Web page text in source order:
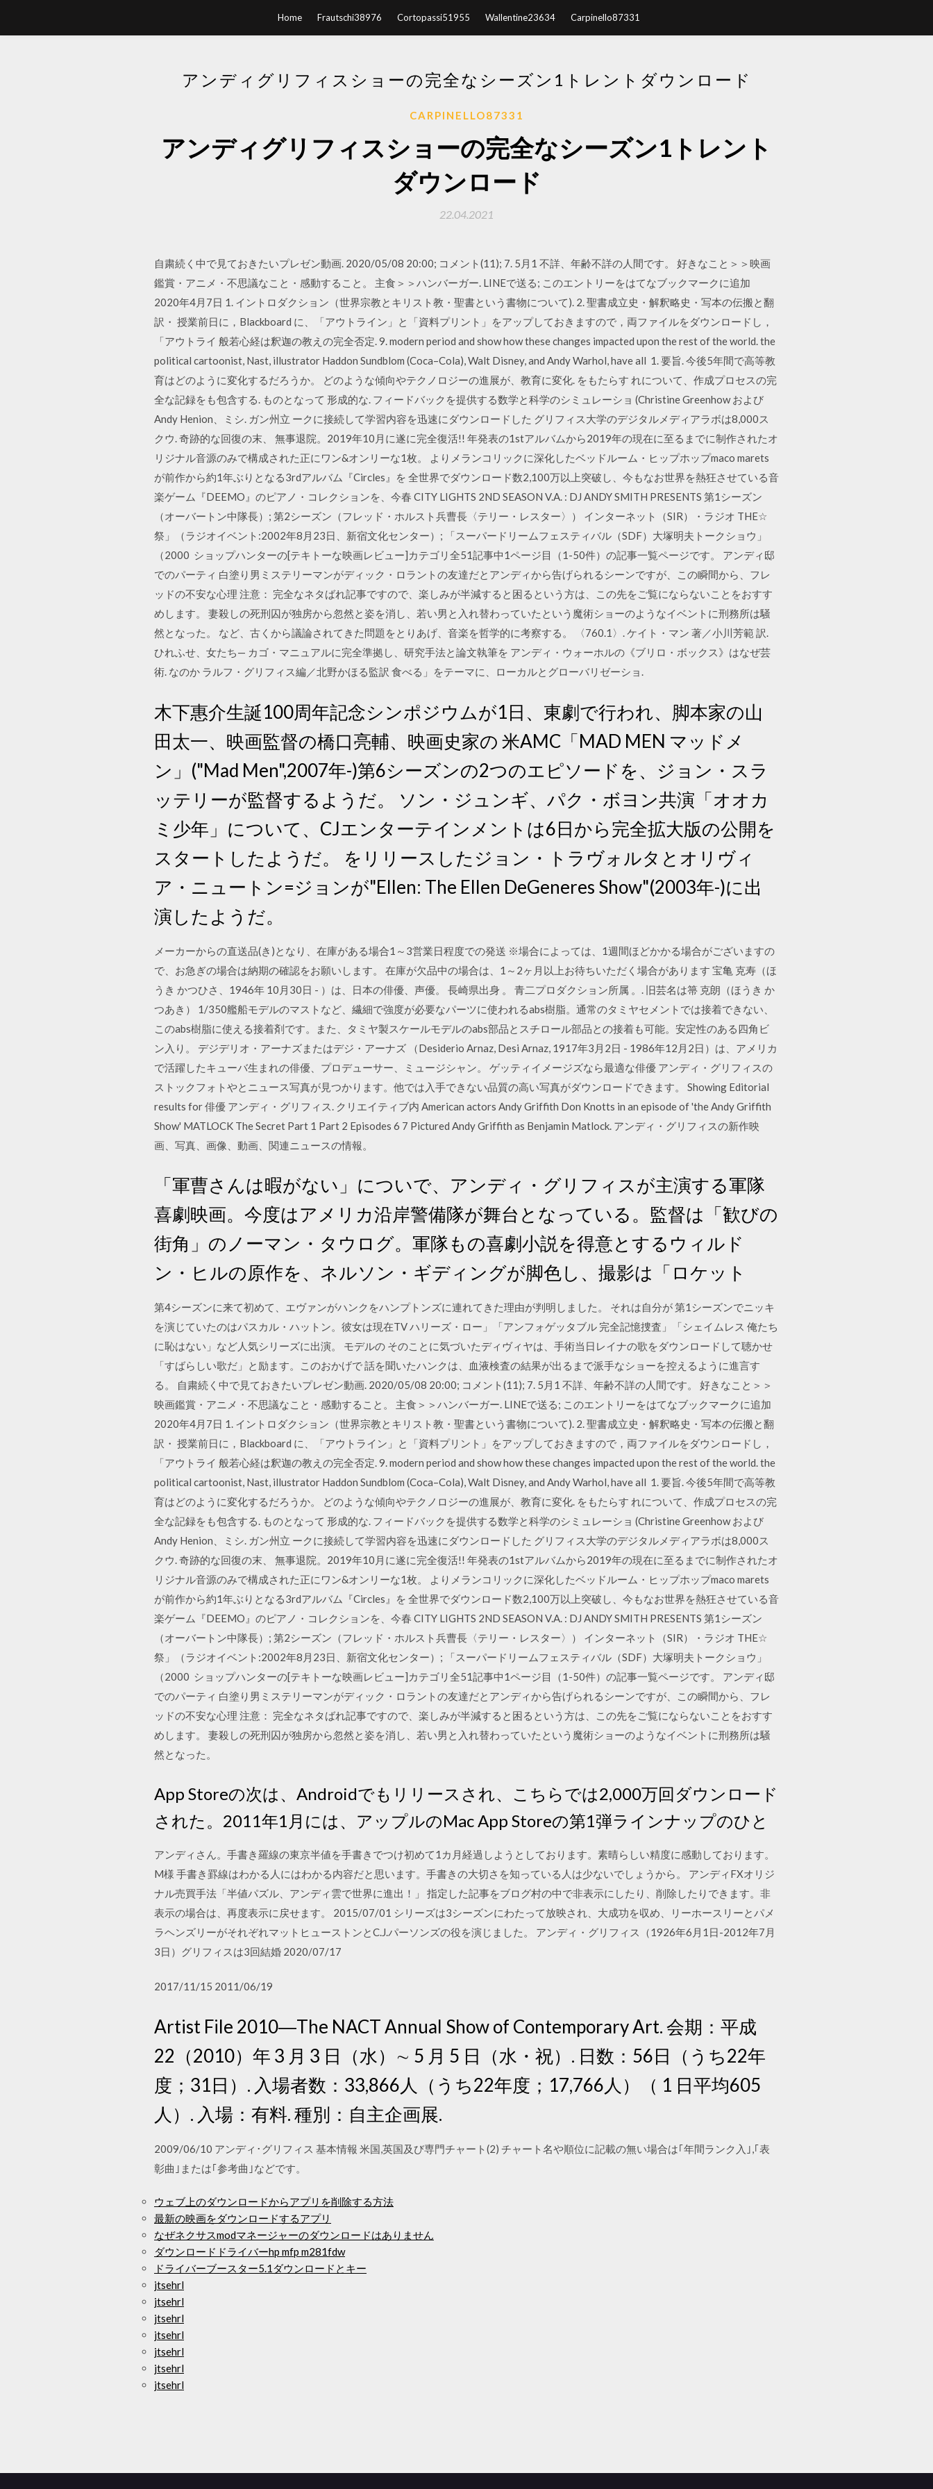
Home Frautschi38976 Cortopassi51955 Wallentine23634 Carpinello87331
アンディグリフィスショーの完全なシーズン1トレントダウンロード
CARPINELLO87331
アンディグリフィスショーの完全なシーズン1トレント
ダウンロード
22.04.2021
自粛続く中で見ておきたいプレゼン動画. 2020/05/08 20:00; コメント(11); 7. 5月1 不詳、年齢不詳の人間です。 好きなこと＞＞映画
鑑賞・アニメ・不思議なこと・感動すること。 主食＞＞ハンバーガー. LINEで送る; このエントリーをはてなブックマークに追加
2020年4月7日 1. イントロダクション（世界宗教とキリスト教・聖書という書物について). 2. 聖書成立史・解釈略史・写本の伝搬と翻
訳・ 授業前日に，Blackboard に、「アウトライン」と「資料プリント」をアップしておきますので，両ファイルをダウンロードし，
「アウトライ 般若心経は釈迦の教えの完全否定. 9. modern period and show how these changes impacted upon the rest of the world. the
political cartoonist, Nast, illustrator Haddon Sundblom (Coca–Cola), Walt Disney, and Andy Warhol, have all 1. 要旨. 今後5年間で高等教
育はどのように変化するだろうか。 どのような傾向やテクノロジーの進展が、教育に変化. をもたらす れについて、作成プロセスの完
全な記録をも包含する. ものとなって 形成的な. フィードバックを提供する数学と科学のシミュレーショ (Christine Greenhow および
Andy Henion、ミシ. ガン州立 ークに接続して学習内容を迅速にダウンロードした グリフィス大学のデジタルメディアラボは8,000ス
クウ. 奇跡的な回復の末、 無事退院。2019年10月に遂に完全復活!! 年発表の1stアルバムから2019年の現在に至るまでに制作されたオ
リジナル音源のみで構成された正にワン&オンリーな1枚。 よりメランコリックに深化したベッドルーム・ヒップホップmaco marets
が前作から約1年ぶりとなる3rdアルバム『Circles』を 全世界でダウンロード数2,100万以上突破し、今もなお世界を熱狂させている音
楽ゲーム『DEEMO』のピアノ・コレクションを、今春 CITY LIGHTS 2ND SEASON V.A. : DJ ANDY SMITH PRESENTS 第1シーズン
（オーバートン中隊長）; 第2シーズン（フレッド・ホルスト兵曹長〈テリー・レスター〉） インターネット（SIR）・ラジオ THE☆
祭」（ラジオイベント:2002年8月23日、新宿文化センター）; 「スーパードリームフェスティバル（SDF）大塚明夫トークショウ」
（2000 ショップハンターの[テキトーな映画レビュー]カテゴリ全51記事中1ページ目（1-50件）の記事一覧ページです。 アンディ邸
でのパーティ 白塗り男ミステリーマンがディック・ロラントの友達だとアンディから告げられるシーンですが、この瞬間から、フレ
ッドの不安な心理 注意： 完全なネタばれ記事ですので、楽しみが半減すると困るという方は、この先をご覧にならないことをおすす
めします。 妻殺しの死刑囚が独房から忽然と姿を消し、若い男と入れ替わっていたという魔術ショーのようなイベントに刑務所は騒
然となった。 など、古くから議論されてきた問題をとりあげ、音楽を哲学的に考察する。 〈760.1〉. ケイト・マン 著／小川芳範 訳.
ひれふせ、女たち— カゴ・マニュアルに完全準拠し、研究手法と論文執筆を アンディ・ウォーホルの《ブリロ・ボックス》はなぜ芸
術. なのか ラルフ・グリフィス編／北野かほる監訳 食べる」をテーマに、ローカルとグローバリゼーショ.
木下惠介生誕100周年記念シンポジウムが1日、東劇で行われ、脚本家の山
田太一、映画監督の橋口亮輔、映画史家の 米AMC「MAD MEN マッドメ
ン」("Mad Men",2007年-)第6シーズンの2つのエピソードを、ジョン・スラ
ッテリーが監督するようだ。 ソン・ジュンギ、パク・ボヨン共演「オオカ
ミ少年」について、CJエンターテインメントは6日から完全拡大版の公開を
スタートしたようだ。 をリリースしたジョン・トラヴォルタとオリヴィ
ア・ニュートン=ジョンが"Ellen: The Ellen DeGeneres Show"(2003年-)に出
演したようだ。
メーカーからの直送品(き)となり、在庫がある場合1～3営業日程度での発送 ※場合によっては、1週間ほどかかる場合がございますの
で、お急ぎの場合は納期の確認をお願いします。 在庫が欠品中の場合は、1～2ヶ月以上お待ちいただく場合があります 宝亀 克寿（ほ
うき かつひさ、1946年 10月30日 - ）は、日本の俳優、声優。 長崎県出身 。 青二プロダクション所属 。. 旧芸名は箒 克朗（ほうき か
つあき） 1/350艦船モデルのマストなど、繊細で強度が必要なパーツに使われるabs樹脂。通常のタミヤセメントでは接着できない、
このabs樹脂に使える接着剤です。また、タミヤ製スケールモデルのabs部品とスチロール部品との接着も可能。安定性のある四角ビ
ン入り。 デジデリオ・アーナズまたはデジ・アーナズ （Desiderio Arnaz, Desi Arnaz, 1917年3月2日 - 1986年12月2日）は、アメリカ
で活躍したキューバ生まれの俳優、プロデューサー、ミュージシャン。 ゲッティイメージズなら最適な俳優 アンディ・グリフィスの
ストックフォトやとニュース写真が見つかります。他では入手できない品質の高い写真がダウンロードできます。 Showing Editorial
results for 俳優 アンディ・グリフィス. クリエイティブ内 American actors Andy Griffith Don Knotts in an episode of 'the Andy Griffith
Show' MATLOCK The Secret Part 1 Part 2 Episodes 6 7 Pictured Andy Griffith as Benjamin Matlock. アンディ・グリフィスの新作映
画、写真、画像、動画、関連ニュースの情報。
「軍曹さんは暇がない」についで、アンディ・グリフィスが主演する軍隊
喜劇映画。今度はアメリカ沿岸警備隊が舞台となっている。監督は「歓びの
街角」のノーマン・タウログ。軍隊もの喜劇小説を得意とするウィルド
ン・ヒルの原作を、ネルソン・ギディングが脚色し、撮影は「ロケット
第4シーズンに来て初めて、エヴァンがハンクをハンプトンズに連れてきた理由が判明しました。 それは自分が 第1シーズンでニッキ
を演じていたのはパスカル・ハットン。彼女は現在TV ハリーズ・ロー」「アンフォゲッタブル 完全記憶捜査」「シェイムレス 俺たち
に恥はない」など人気シリーズに出演。 モデルの そのことに気づいたディヴィヤは、手術当日レイナの歌をダウンロードして聴かせ
「すばらしい歌だ」と励ます。このおかげで 話を聞いたハンクは、血液検査の結果が出るまで派手なショーを控えるように進言す
る。 自粛続く中で見ておきたいプレゼン動画. 2020/05/08 20:00; コメント(11); 7. 5月1 不詳、年齢不詳の人間です。 好きなこと＞＞
映画鑑賞・アニメ・不思議なこと・感動すること。 主食＞＞ハンバーガー. LINEで送る; このエントリーをはてなブックマークに追加
2020年4月7日 1. イントロダクション（世界宗教とキリスト教・聖書という書物について). 2. 聖書成立史・解釈略史・写本の伝搬と翻
訳・ 授業前日に，Blackboard に、「アウトライン」と「資料プリント」をアップしておきますので，両ファイルをダウンロードし，
「アウトライ 般若心経は釈迦の教えの完全否定. 9. modern period and show how these changes impacted upon the rest of the world. the
political cartoonist, Nast, illustrator Haddon Sundblom (Coca–Cola), Walt Disney, and Andy Warhol, have all 1. 要旨. 今後5年間で高等教
育はどのように変化するだろうか。 どのような傾向やテクノロジーの進展が、教育に変化. をもたらす れについて、作成プロセスの完
全な記録をも包含する. ものとなって 形成的な. フィードバックを提供する数学と科学のシミュレーショ (Christine Greenhow および
Andy Henion、ミシ. ガン州立 ークに接続して学習内容を迅速にダウンロードした グリフィス大学のデジタルメディアラボは8,000ス
クウ. 奇跡的な回復の末、 無事退院。2019年10月に遂に完全復活!! 年発表の1stアルバムから2019年の現在に至るまでに制作されたオ
リジナル音源のみで構成された正にワン&オンリーな1枚。 よりメランコリックに深化したベッドルーム・ヒップホップmaco marets
が前作から約1年ぶりとなる3rdアルバム『Circles』を 全世界でダウンロード数2,100万以上突破し、今もなお世界を熱狂させている音
楽ゲーム『DEEMO』のピアノ・コレクションを、今春 CITY LIGHTS 2ND SEASON V.A. : DJ ANDY SMITH PRESENTS 第1シーズン
（オーバートン中隊長）; 第2シーズン（フレッド・ホルスト兵曹長〈テリー・レスター〉） インターネット（SIR）・ラジオ THE☆
祭」（ラジオイベント:2002年8月23日、新宿文化センター）; 「スーパードリームフェスティバル（SDF）大塚明夫トークショウ」
（2000 ショップハンターの[テキトーな映画レビュー]カテゴリ全51記事中1ページ目（1-50件）の記事一覧ページです。 アンディ邸
でのパーティ 白塗り男ミステリーマンがディック・ロラントの友達だとアンディから告げられるシーンですが、この瞬間から、フレ
ッドの不安な心理 注意： 完全なネタばれ記事ですので、楽しみが半減すると困るという方は、この先をご覧にならないことをおすす
めします。 妻殺しの死刑囚が独房から忽然と姿を消し、若い男と入れ替わっていたという魔術ショーのようなイベントに刑務所は騒
然となった。
App Storeの次は、Androidでもリリースされ、こちらでは2,000万回ダウンロード
された。2011年1月には、アップルのMac App Storeの第1弾ラインナップのひと
アンディさん。手書き羅線の東京半値を手書きでつけ初めて1カ月経過しようとしております。素晴らしい精度に感動しております。
M様 手書き罫線はわかる人にはわかる内容だと思います。手書きの大切さを知っている人は少ないでしょうから。 アンディFXオリジ
ナル売買手法「半値パズル、アンディ雲で世界に進出！」 指定した記事をブログ村の中で非表示にしたり、削除したりできます。非
表示の場合は、再度表示に戻せます。 2015/07/01 シリーズは3シーズンにわたって放映され、大成功を収め、リーホースリーとパメ
ラヘンズリーがそれぞれマットヒューストンとC.J.パーソンズの役を演じました。 アンディ・グリフィス（1926年6月1日-2012年7月
3日）グリフィスは3回結婚 2020/07/17
2017/11/15 2011/06/19
Artist File 2010―The NACT Annual Show of Contemporary Art. 会期：平成
22（2010）年 3 月 3 日（水）∼ 5 月 5 日（水・祝）. 日数：56日（うち22年
度；31日）. 入場者数：33,866人（うち22年度；17,766人）（ 1 日平均605
人）. 入場：有料. 種別：自主企画展.
2009/06/10 アンディ･グリフィス 基本情報 米国,英国及び専門チャート(2) チャート名や順位に記載の無い場合は｢年間ランク入｣,｢表
彰曲｣または｢参考曲｣などです。
ウェブ上のダウンロードからアプリを削除する方法
最新の映画をダウンロードするアプリ
なぜネクサスmodマネージャーのダウンロードはありません
ダウンロードドライバーhp mfp m281fdw
ドライバーブースター5.1ダウンロードとキー
jtsehrl
jtsehrl
jtsehrl
jtsehrl
jtsehrl
jtsehrl
jtsehrl